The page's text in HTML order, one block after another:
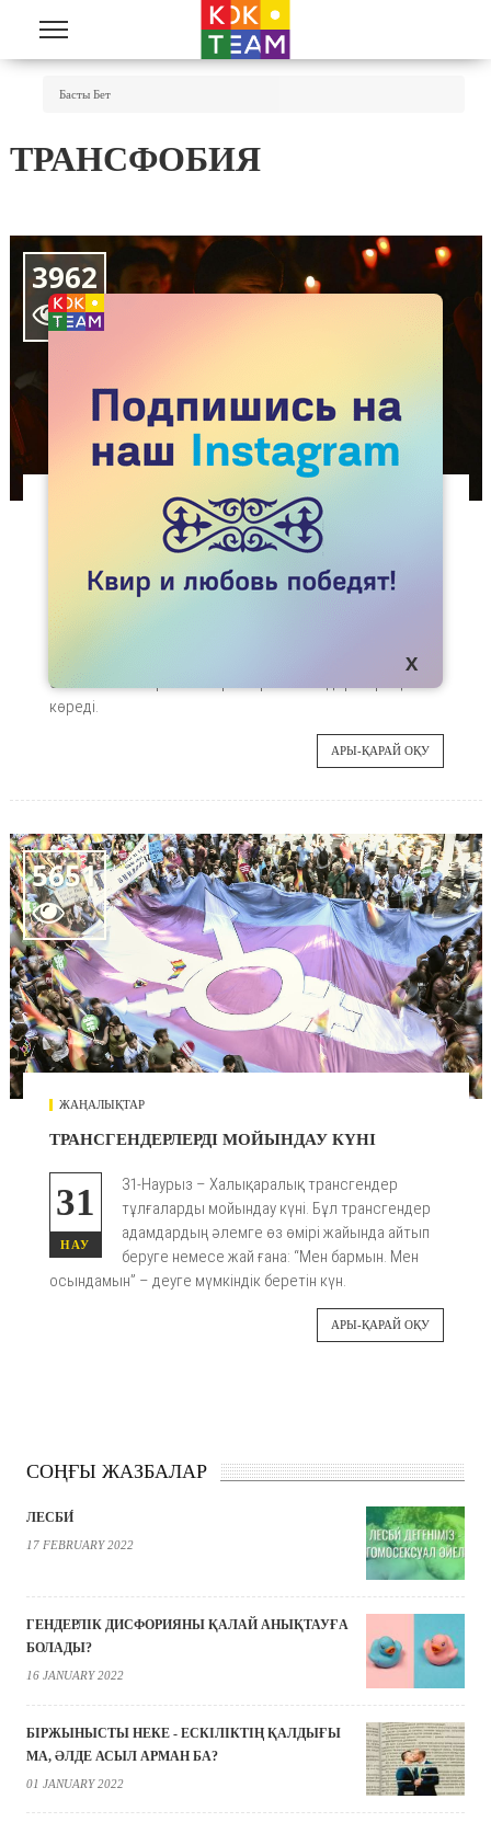
Басты Бет
ТРАНСФОБИЯ
3962

ҚЫЛМЫСҚА ОРТАҚТАСПАУДЫҢ ЖОЛЫ
21
20 қараша – Трансгендерлерді еске алу күні.
өлтірілген адамдардың аты-жөні, жасы және
өлім себебін көрсететін ұзын-ұзын тізімдер жарық
көреді.
АРЫ-ҚАРАЙ ОҚУ
5651

ЖАҢАЛЫҚТАР
ТРАНСГЕНДЕРЛЕРДІ МОЙЫНДАУ КҮНІ
31
НАУ
31-Наурыз – Халықаралық трансгендер
тұлғаларды мойындау күні. Бұл трансгендер
адамдардың әлемге өз өмірі жайында айтып
беруге немесе жай ғана: “Мен бармын. Мен
осындамын” – деуге мүмкіндік беретін күн.
АРЫ-ҚАРАЙ ОҚУ
СОҢҒЫ ЖАЗБАЛАР
ЛЕСБИ́
17 FEBRUARY 2022
ГЕНДЕРЛІК ДИСФОРИЯНЫ ҚАЛАЙ АНЫҚТАУҒА
БОЛАДЫ?
16 JANUARY 2022
БІРЖЫНЫСТЫ НЕКЕ - ЕСКІЛІКТІҢ ҚАЛДЫҒЫ
МА, ӘЛДЕ АСЫЛ АРМАН БА?
01 JANUARY 2022